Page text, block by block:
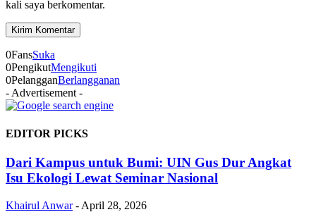
kali saya berkomentar.
0FansSuka
0PengikutMengikuti
0PelangganBerlangganan
- Advertisement -
EDITOR PICKS
Dari Kampus untuk Bumi: UIN Gus Dur Angkat
Isu Ekologi Lewat Seminar Nasional
Khairul Anwar - April 28, 2026